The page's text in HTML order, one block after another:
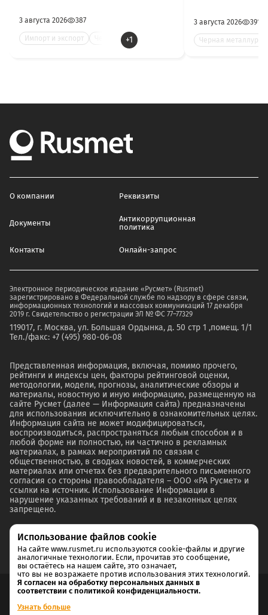
3 августа 2026 387
Импорт и экспорт +1
3 августа 2026 391
Черная
О компании Реквизиты
Документы
Антикоррупционная
политика
Контакты Онлайн-запрос
Электронное периодическое издание «Русмет» (Rusmet)
зарегистрировано в Федеральной службе по надзору в сфере связи,
информационных технологий и массовых коммуникаций 17 декабря
2019 г. Свидетельство о регистрации ЭЛ № ФС 77–77329
119017, г. Москва, ул. Большая Ордынка, д. 50 стр 1 ,помещ. 1/1
Тел./факс: +7 (495) 980-06-08
Представленная информация, включая, помимо прочего,
рейтинги и индексы цен, факторы рейтинговой оценки,
методологии, модели, прогнозы, аналитические обзоры и
материалы, новостную и иную информацию, размещенную на
сайте Русмет (далее — Информация сайта) предназначены
для использования исключительно в ознакомительных целях.
Информация сайта не может модифицироваться,
воспроизводиться, распространяться любым способом и в
любой форме ни полностью, ни частично в рекламных
материалах, в рамках мероприятий по связям с
общественностью, в сводках новостей, в коммерческих
материалах или отчетах без предварительного письменного
согласия со стороны правообладателя – ООО «РА Русмет» и
ссылки на источник. Использование Информации в
нарушение указанных требований и в незаконных целях
запрещено.
Согласие на обработку и хранение персональных данных
Использование файлов cookie
На сайте www.rusmet.ru используются cookie-файлы и другие
аналогичные технологии. Если, прочитав это сообщение,
вы остаётесь на нашем сайте, это означает,
что вы не возражаете против использования этих технологий.
Я согласен на обработку персональных данных в
соответствии с политикой конфиденциальности.
Узнать больше